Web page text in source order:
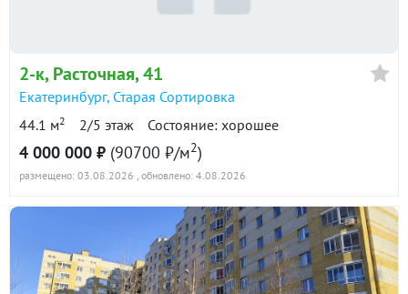
2-к, Расточная, 41
Екатеринбург, Старая Сортировка
44.1 м2 2/5 этаж Состояние: хорошее
4 000 000 ₽ (90700 ₽/м2)
размещено: 03.08.2026 , обновлено: 4.08.2026